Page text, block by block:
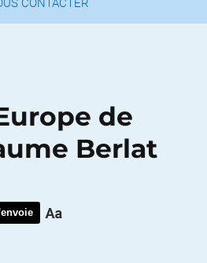
CONTACTER
de
Berlat